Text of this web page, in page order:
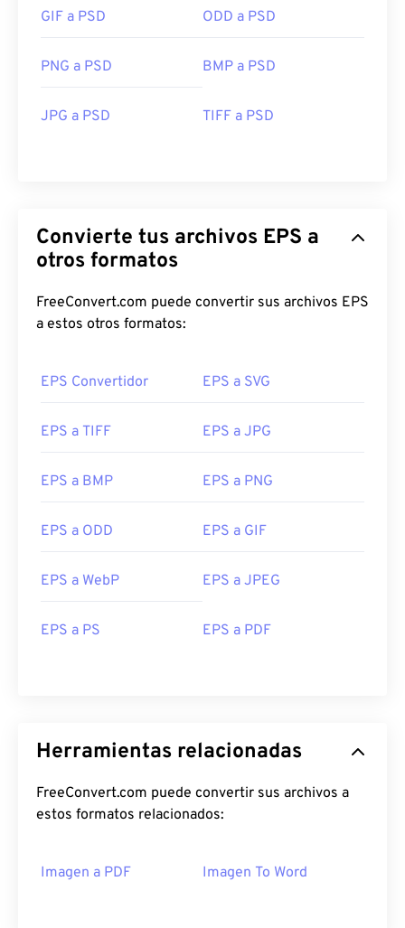
GIF a PSD ODD a PSD
PNG a PSD BMP a PSD
JPG a PSD TIFF a PSD
Convierte tus archivos EPS a
otros formatos
FreeConvert.com puede convertir sus archivos EPS
a estos otros formatos:
EPS Convertidor EPS a SVG
EPS a TIFF EPS a JPG
EPS a BMP EPS a PNG
EPS a ODD EPS a GIF
EPS a WebP EPS a JPEG
EPS a PS EPS a PDF
Herramientas relacionadas
FreeConvert.com puede convertir sus archivos a
estos formatos relacionados:
Imagen a PDF Imagen To Word